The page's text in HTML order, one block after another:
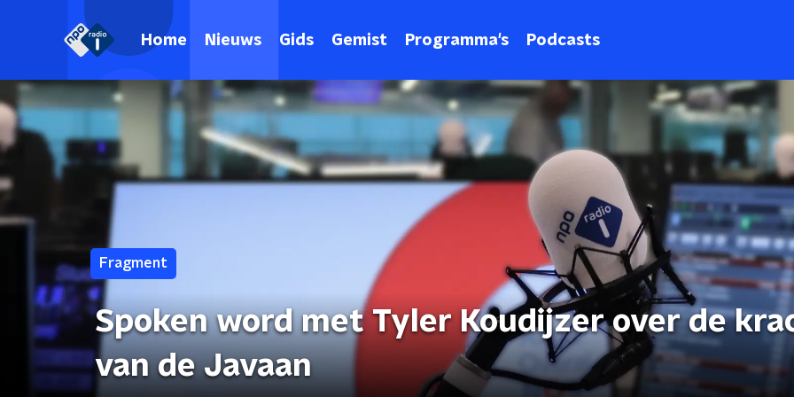
Home Nieuws Gids Gemist Programma's Podcasts
Fragment
Spoken word met Tyler Koudijzer over de
van de Javaan